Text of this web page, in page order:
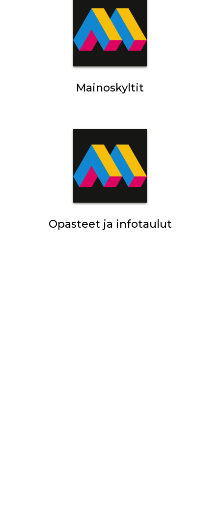
Mainoskyltit
Opasteet ja infotaulut